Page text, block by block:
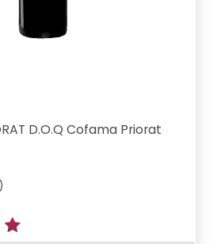
D.O.Q Cofama Priorat